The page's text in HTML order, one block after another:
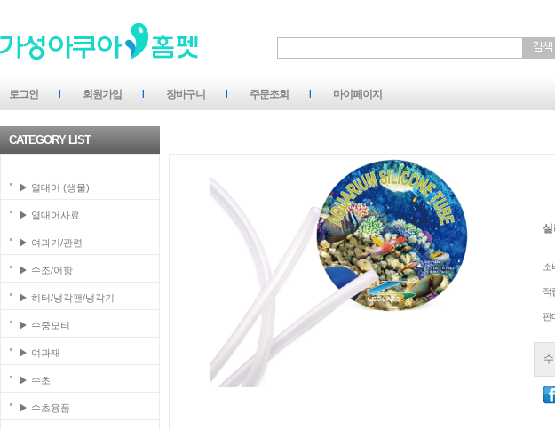
로그인 회원가입 장바구니 주문조회 마이페이지
CATEGORY LIST
▶ 열대어 (생물)
▶ 열대어사료
▶ 여과기/관련
▶ 수조/어항
▶ 히터/냉각팬/냉각기
▶ 수중모터
▶ 여과재
▶ 수초
▶ 수초용품
소
적
판